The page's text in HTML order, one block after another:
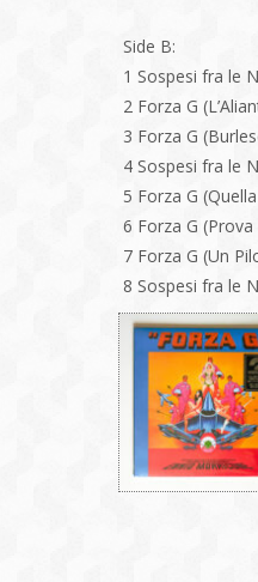
Side B:
1 Sospesi fra le
2 Forza G
3 Forza G
4 Sospesi fra le
5 Forza G
6 Forza G (Prova
7 Forza G (Un
8 Sospesi fra le